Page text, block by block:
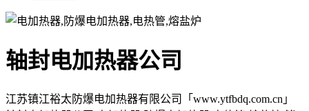
轴封电加热器公司
江苏镇江裕太防爆电加热器有限公司「www.ytfbdq.com.cn」